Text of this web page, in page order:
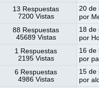
13 Respuestas
7200 Vistas
20 de
por
88 Respuestas
45689 Vistas
18 de
por
1 Respuestas
2195 Vistas
16 de
por
6 Respuestas
4986 Vistas
15 de
por